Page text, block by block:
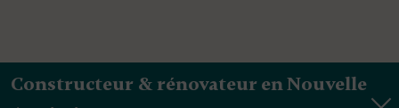
Constructeur & rénovateur en Nouvelle